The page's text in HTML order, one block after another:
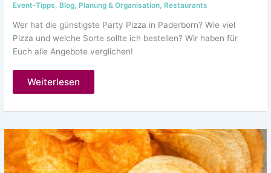
Event-Tipps ,Blog ,Planung & Organisation ,Restaurants
Wer hat die günstigste Party Pizza in Paderborn? Wie viel
Pizza und welche Sorte sollte ich bestellen? Wir haben für
Euch alle Angebote verglichen!
Die
Pizza
Paderborn
Weiterlesen